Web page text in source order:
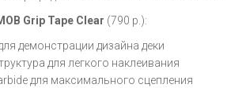
Grip Tape Clear (790 р.):
демонстрации дизайна деки
для легкого наклеивания
для максимального сцепления